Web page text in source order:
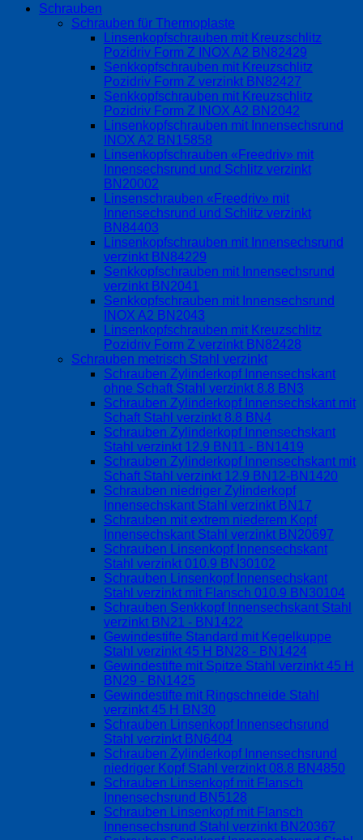
Schrauben
Schrauben für Thermoplaste
Linsenkopfschrauben mit Kreuzschlitz
Pozidriv Form Z INOX A2 BN82429
Senkkopfschrauben mit Kreuzschlitz
Pozidriv Form Z verzinkt BN82427
Senkkopfschrauben mit Kreuzschlitz
Pozidriv Form Z INOX A2 BN2042
Linsenkopfschrauben mit Innensechsrund
INOX A2 BN15858
Linsenkopfschrauben «Freedriv» mit
Innensechsrund und Schlitz verzinkt
BN20002
Linsenschrauben «Freedriv» mit
Innensechsrund und Schlitz verzinkt
BN84403
Linsenkopfschrauben mit Innensechsrund
verzinkt BN84229
Senkkopfschrauben mit Innensechsrund
verzinkt BN2041
Senkkopfschrauben mit Innensechsrund
INOX A2 BN2043
Linsenkopfschrauben mit Kreuzschlitz
Pozidriv Form Z verzinkt BN82428
Schrauben metrisch Stahl verzinkt
Schrauben Zylinderkopf Innensechskant
ohne Schaft Stahl verzinkt 8.8 BN3
Schrauben Zylinderkopf Innensechskant mit
Schaft Stahl verzinkt 8.8 BN4
Schrauben Zylinderkopf Innensechskant
Stahl verzinkt 12.9 BN11 - BN1419
Schrauben Zylinderkopf Innensechskant mit
Schaft Stahl verzinkt 12.9 BN12-BN1420
Schrauben niedriger Zylinderkopf
Innensechskant Stahl verzinkt BN17
Schrauben mit extrem niederem Kopf
Innensechskant Stahl verzinkt BN20697
Schrauben Linsenkopf Innensechskant
Stahl verzinkt 010.9 BN30102
Schrauben Linsenkopf Innensechskant
Stahl verzinkt mit Flansch 010.9 BN30104
Schrauben Senkkopf Innensechskant Stahl
verzinkt BN21 - BN1422
Gewindestifte Standard mit Kegelkuppe
Stahl verzinkt 45 H BN28 - BN1424
Gewindestifte mit Spitze Stahl verzinkt 45 H
BN29 - BN1425
Gewindestifte mit Ringschneide Stahl
verzinkt 45 H BN30
Schrauben Linsenkopf Innensechsrund
Stahl verzinkt BN6404
Schrauben Zylinderkopf Innensechsrund
niedriger Kopf Stahl verzinkt 08.8 BN4850
Schrauben Linsenkopf mit Flansch
Innensechsrund BN5128
Schrauben Linsenkopf mit Flansch
Innensechsrund Stahl verzinkt BN20367